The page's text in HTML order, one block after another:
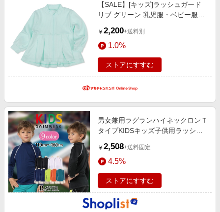
【SALE】[キッズ]ラッシュガード
リブ グリーン 乳児服・ベビー服・
ッズ・プール・浮輪 キッズ水着
（女の子）
￥ 2,200+送料別
1.0%
ストアにすすむ
男女兼用ラグランハイネックロンＴ
タイプKIDSキッズ子供用ラッシュ
￥ 2,508+送料固定
4.5%
ストアにすすむ